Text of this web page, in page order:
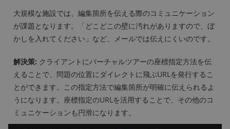
大規模な施設では、編集箇所を伝える際のコミュニケーション
が課題となります。「どこどこの壁に汚れがありますので、ぼ
かしを入れてください」など、メールでは伝えにくいのです。
解決策: クライアントにバーチャルツアーの座標指定方法を伝
えることで、問題の位置にダイレクトに飛ぶURLを発行するこ
とができます。この指定方法で編集箇所が明確に伝えられるよ
うになります。座標指定のURLを活用することで、その他のコ
ミュニケーションも円滑になります。